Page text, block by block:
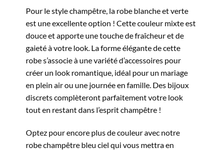
Pour le style champêtre, la robe blanche et verte
est une excellente option ! Cette couleur mixte est
douce et apporte une touche de fraîcheur et de
gaieté à votre look. La forme élégante de cette
robe s’associe à une variété d’accessoires pour
créer un look romantique, idéal pour un mariage
en plein air ou une journée en famille. Des bijoux
discrets complèteront parfaitement votre look
tout en restant dans l’esprit champêtre !
Optez pour encore plus de couleur avec notre
robe champêtre bleu ciel qui vous mettra en